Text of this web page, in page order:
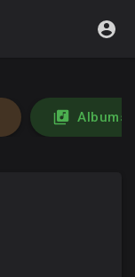
Albums